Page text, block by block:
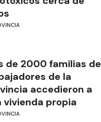
de 2000 familias de
de la
accedieron a
vivienda propia